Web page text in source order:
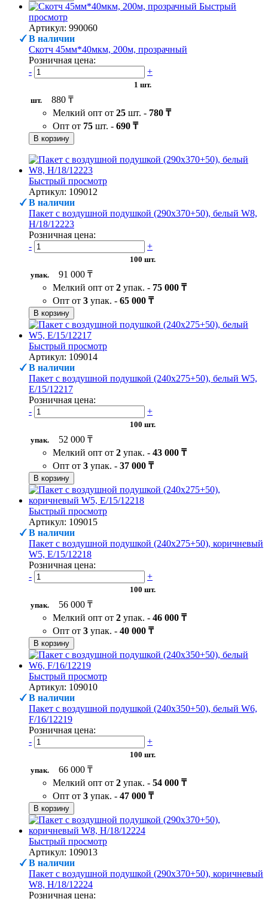
Быстрый
просмотр
Артикул: 990060
В наличии
Скотч 45мм*40мкм, 200м, прозрачный
Розничная цена:
-
+
1 шт.
шт.
880 ₸
Мелкий опт от 25 шт. - 780 ₸
Опт от 75 шт. - 690 ₸
В корзину
Быстрый просмотр
Артикул: 109012
В наличии
Пакет с воздушной подушкой (290х370+50), белый W8,
H/18/12223
Розничная цена:
-
+
100 шт.
упак.
91 000 ₸
Мелкий опт от 2 упак. - 75 000 ₸
Опт от 3 упак. - 65 000 ₸
В корзину
Быстрый просмотр
Артикул: 109014
В наличии
Пакет с воздушной подушкой (240х275+50), белый W5,
Е/15/12217
Розничная цена:
-
+
100 шт.
упак.
52 000 ₸
Мелкий опт от 2 упак. - 43 000 ₸
Опт от 3 упак. - 37 000 ₸
В корзину
Быстрый просмотр
Артикул: 109015
В наличии
Пакет с воздушной подушкой (240х275+50), коричневый
W5, Е/15/12218
Розничная цена:
-
+
100 шт.
упак.
56 000 ₸
Мелкий опт от 2 упак. - 46 000 ₸
Опт от 3 упак. - 40 000 ₸
В корзину
Быстрый просмотр
Артикул: 109010
В наличии
Пакет с воздушной подушкой (240х350+50), белый W6,
F/16/12219
Розничная цена:
-
+
100 шт.
упак.
66 000 ₸
Мелкий опт от 2 упак. - 54 000 ₸
Опт от 3 упак. - 47 000 ₸
В корзину
Быстрый просмотр
Артикул: 109013
В наличии
Пакет с воздушной подушкой (290х370+50), коричневый
W8, H/18/12224
Розничная цена: